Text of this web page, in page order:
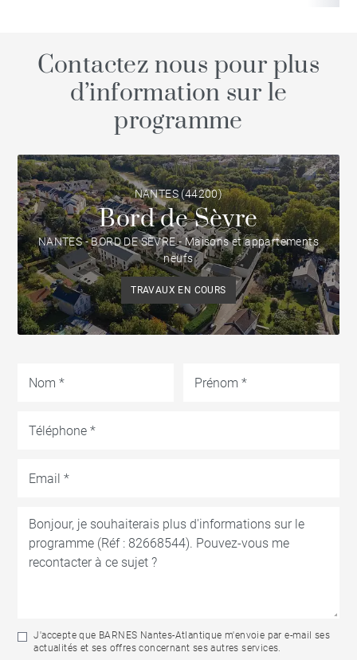
Contactez nous pour plus
d’information sur le
programme
NANTES (44200)
Bord de Sèvre
NANTES - BORD DE SÈVRE - Maisons et appartements
neufs
TRAVAUX EN COURS
J'accepte que BARNES Nantes-Atlantique m'envoie par e-mail ses
actualités et ses offres concernant ses autres services.